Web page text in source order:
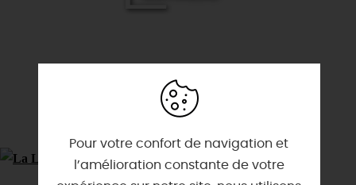
Pour votre confort de navigation et
l’amélioration constante de votre